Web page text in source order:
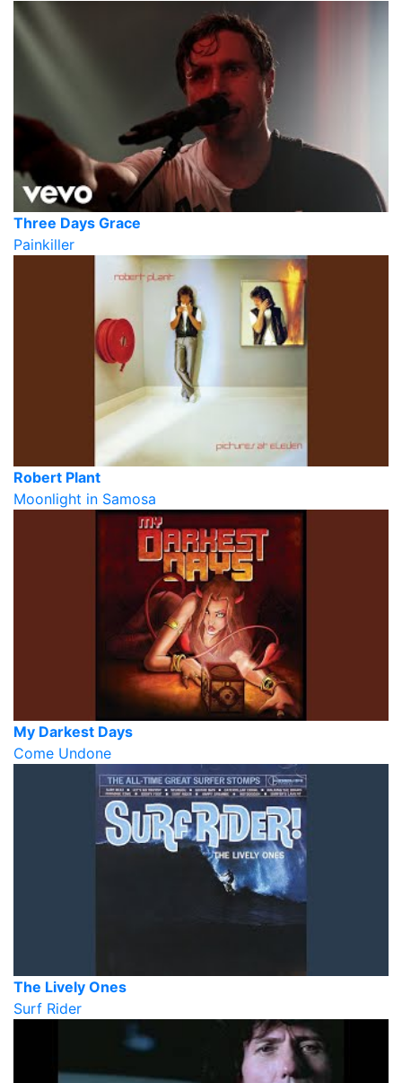
Three Days Grace
Painkiller
Robert Plant
Moonlight in Samosa
My Darkest Days
Come Undone
The Lively Ones
Surf Rider